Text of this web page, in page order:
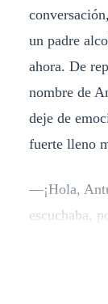
un padre
ahora. De
nombre de
deje de
fuerte lleno
—¡Hola,
escuchaba,